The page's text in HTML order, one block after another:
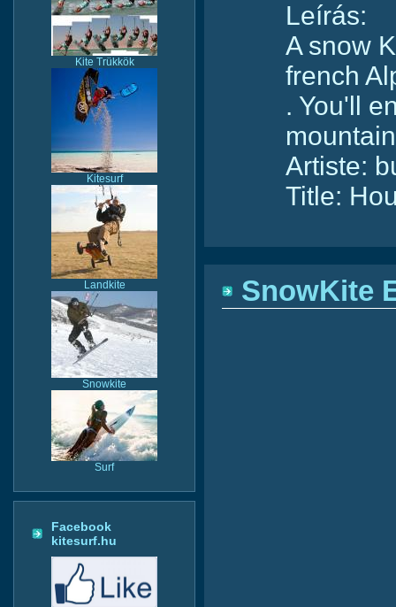
Kite Trükkök
Kitesurf
Landkite
Snowkite
Surf
Facebook
kitesurf.hu
Leírás:
A snow
french
. You'll
Artiste:
Title:
SnowKite